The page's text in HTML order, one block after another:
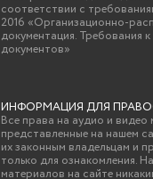
соответствии с
2016 «Организационно-
документация. Требования
документов»
ИНФОРМАЦИЯ ДЛЯ
Все права на аудио и видео
представленные на нашем
их законным владельцам и
только для ознакомления.
материалов на сайте